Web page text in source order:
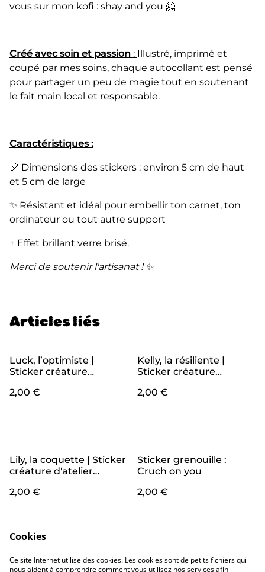
vous sur mon kofi : shay and you 🤗
Créé avec soin et passion : Illustré, imprimé et
coupé par mes soins, chaque autocollant est pensé
pour partager un peu de magie tout en soutenant
le fait main local et responsable.
Caractéristiques :
📏 Dimensions des stickers : environ 5 cm de haut
et 5 cm de large
✨ Résistant et idéal pour embellir ton carnet, ton
ordinateur ou tout autre support
+ Effet brillant verre brisé.
Merci de soutenir l'artisanat ! ✨
Articles liés
Luck, l’optimiste |
Sticker créature
🦇
2,00 €
Kelly, la résiliente |
Sticker créature
2,00 €
Lily, la coquette | Sticker
créature d'atelier
2,00 €
Sticker grenouille :
Cruch on you
2,00 €
Cookies
Ce site Internet utilise des cookies. Les cookies sont de petits fichiers qui
nous aident à comprendre comment vous utilisez nos services afin